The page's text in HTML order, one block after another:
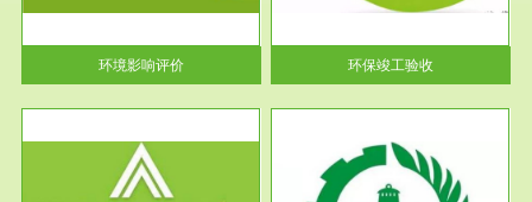
环境影响评价
例》第十七条 编制环境影响报
告书、...
环保竣工验收
服务范围